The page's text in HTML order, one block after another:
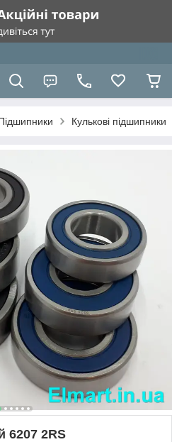
Кулькові підшипники
6207 2RS